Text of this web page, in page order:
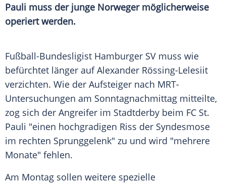
Pauli muss der junge Norweger möglicherweise
operiert werden.
Fußball-Bundesligist Hamburger SV muss wie
befürchtet länger auf Alexander Rössing-Lelesiit
verzichten. Wie der Aufsteiger nach MRT-
Untersuchungen am Sonntagnachmittag mitteilte,
zog sich der Angreifer im Stadtderby beim FC St.
Pauli "einen hochgradigen Riss der Syndesmose
im rechten Sprunggelenk" zu und wird "mehrere
Monate" fehlen.
Am Montag sollen weitere spezielle